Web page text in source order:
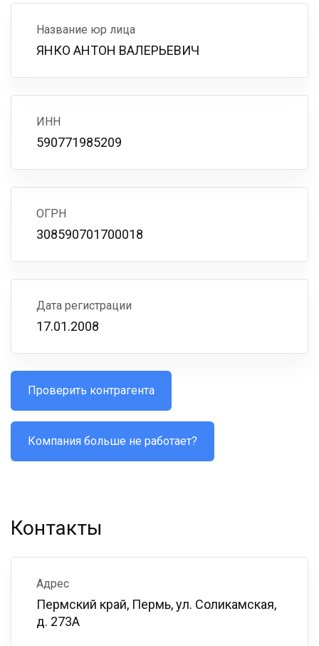
Название юр лица
ЯНКО АНТОН ВАЛЕРЬЕВИЧ
ИНН
590771985209
ОГРН
308590701700018
Дата регистрации
17.01.2008
Проверить контрагента
Компания больше не работает?
Контакты
Адрес
Пермский край, Пермь, ул. Соликамская,
д. 273А